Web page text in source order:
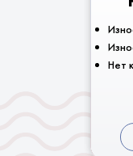
Нет